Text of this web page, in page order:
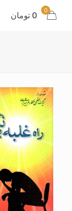
0 0 تومان